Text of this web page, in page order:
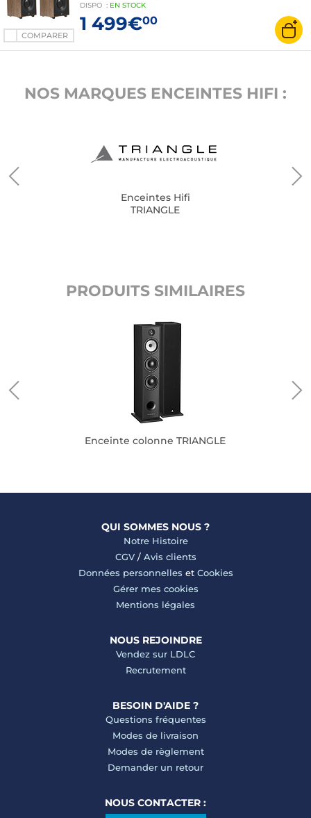
COMPARER
DISPO : EN STOCK
1 499€00
NOS MARQUES ENCEINTES HIFI :
Enceintes Hifi
TRIANGLE
PRODUITS SIMILAIRES
Enceinte colonne TRIANGLE
QUI SOMMES NOUS ?
Notre Histoire
CGV/ Avis clients
Données personnelles et Cookies
Gérer mes cookies
Mentions légales
NOUS REJOINDRE
Vendez sur LDLC
Recrutement
BESOIN D'AIDE ?
Questions fréquentes
Modes de livraison
Modes de règlement
Demander un retour
NOUS CONTACTER :